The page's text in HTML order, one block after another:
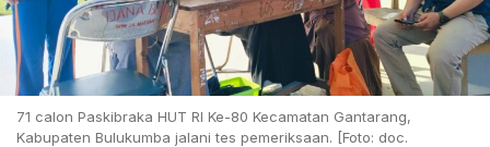
71 calon Paskibraka HUT RI Ke-80 Kecamatan Gantarang,
Kabupaten Bulukumba jalani tes pemeriksaan. [Foto: doc.